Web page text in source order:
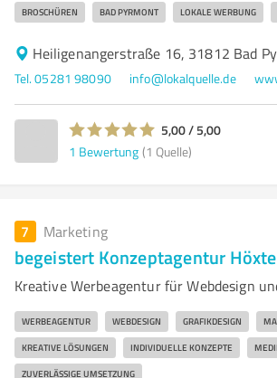
BROSCHÜREN BAD PYRMONT LOKALE WERBUNG
Heiligenangerstraße 16, 31812 Bad
Tel. 05281 98090 info@lokalquelle.de
5,00 / 5,00
1 Bewertung (1 Quelle)
7 Marketing
begeistert Konzeptagentur
Kreative Werbeagentur für Webdesign
WERBEAGENTUR WEBDESIGN GRAFIKDESIGN
KREATIVE LÖSUNGEN INDIVIDUELLE KONZEPTE
ZUVERLÄSSIGE UMSETZUNG